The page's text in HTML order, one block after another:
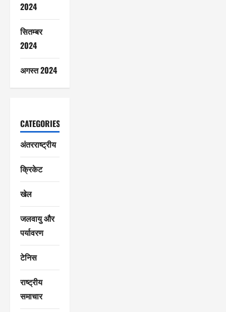
2024
सितम्बर
2024
अगस्त 2024
CATEGORIES
अंतरराष्ट्रीय
क्रिकेट
खेल
जलवायु और
पर्यावरण
टेनिस
राष्ट्रीय
समाचार